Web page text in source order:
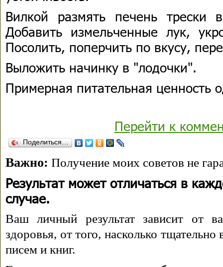
Вилкой размять печень трески
Добавить измельченные лук,
Посолить, поперчить по вкусу,
Выложить начинку в "лодочки".
Примерная питательная ценность
Перейти к
Поделиться…
Важно: Получение моих советов не
Результат может отличаться в
случае.
Ваш личный результат зависит от
здоровья, от того, насколько
писем и книг.